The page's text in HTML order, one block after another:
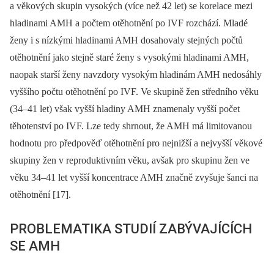
a věkových skupin vysokých (více než 42 let) se korelace mezi
hladinami AMH a počtem otěhotnění po IVF rozchází. Mladé
ženy i s nízkými hladinami AMH dosahovaly stejných počtů
otěhotnění jako stejně staré ženy s vysokými hladinami AMH,
naopak starší ženy navzdory vysokým hladinám AMH nedosáhly
vyššího počtu otěhotnění po IVF. Ve skupině žen středního věku
(34–41 let) však vyšší hladiny AMH znamenaly vyšší počet
těhotenství po IVF. Lze tedy shrnout, že AMH má limitovanou
hodnotu pro předpověď otěhotnění pro nejnižší a nejvyšší věkové
skupiny žen v reproduktivním věku, avšak pro skupinu žen ve
věku 34–41 let vyšší koncentrace AMH značně zvyšuje šanci na
otěhotnění [17].
PROBLEMATIKA STUDIÍ ZABÝVAJÍCÍCH
SE AMH